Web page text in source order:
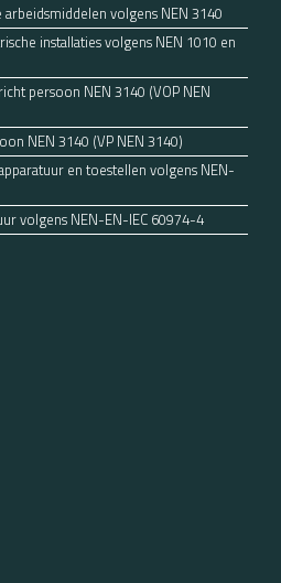
volgens NEN 3140
installaties volgens NEN 1010 en
persoon NEN 3140 (VOP NEN
NEN 3140 (VP NEN 3140)
en toestellen volgens NEN-
volgens NEN-EN-IEC 60974-4